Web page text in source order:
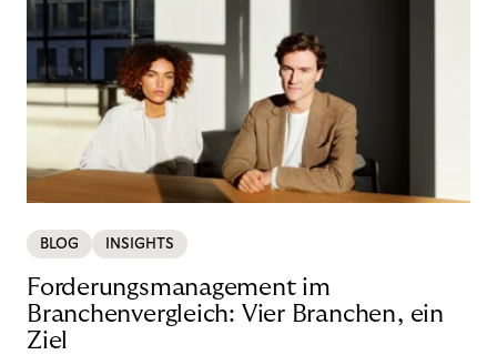
BLOG INSIGHTS
Forderungsmanagement im
Branchenvergleich: Vier Branchen, ein
Ziel